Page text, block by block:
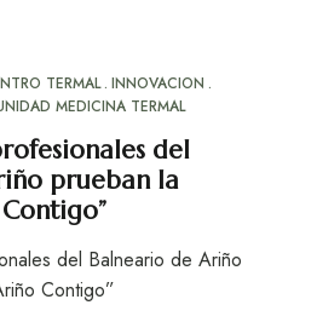
TERMAL INNOVACION
MEDICINA TERMAL
del
prueban la
del Balneario de Ariño
Contigo”